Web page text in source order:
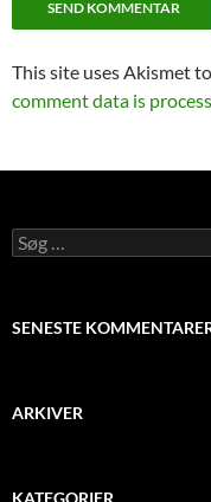
This site uses Akismet
comment data is
Søg
efter:
SENESTE
ARKIVER
KATEGORIER